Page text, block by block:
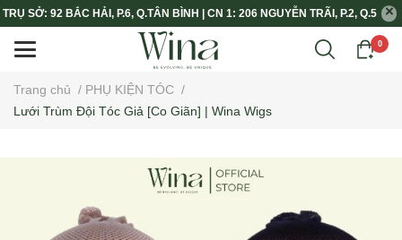
TRỤ SỞ: 92 BẮC HẢI, P.6, Q.TÂN BÌNH | CN 1: 206 NGUYỄN TRÃI, P.2, Q.5
0
Trang chủ / PHỤ KIỆN TÓC /
Lưới Trùm Đội Tóc Giả [Co Giãn] | Wina Wigs